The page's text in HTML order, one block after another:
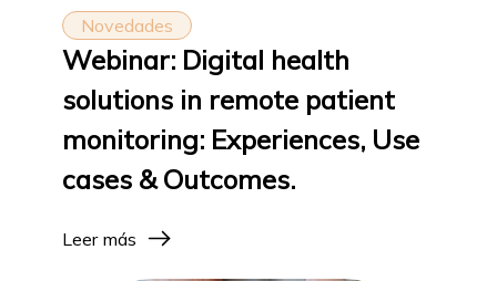
Novedades
Webinar: Digital health
solutions in remote patient
monitoring: Experiences, Use
cases & Outcomes.
Leer más